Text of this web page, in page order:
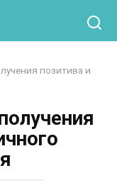
позитива и